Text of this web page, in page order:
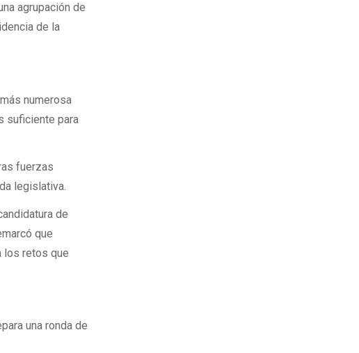
agrupación de
de la
numerosa
suficiente para
fuerzas
legislativa.
de
que
los retos que
una ronda de